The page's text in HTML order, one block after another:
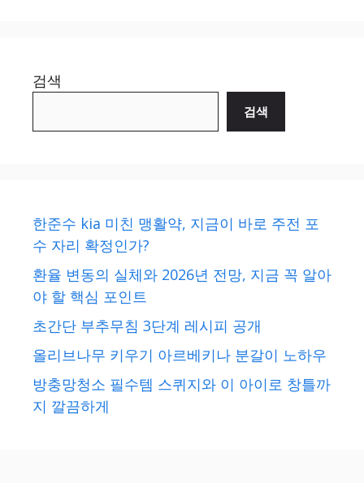
검색
검색
한준수 kia 미친 맹활약, 지금이 바로 주전 포
수 자리 확정인가?
환율 변동의 실체와 2026년 전망, 지금 꼭 알아
야 할 핵심 포인트
초간단 부추무침 3단계 레시피 공개
올리브나무 키우기 아르베키나 분갈이 노하우
방충망청소 필수템 스퀴지와 이 아이로 창틀까
지 깔끔하게